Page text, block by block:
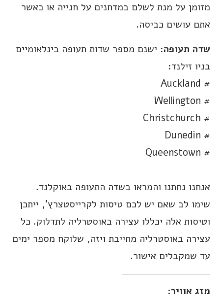
מזומן על מנת לשלם במדחנים על חנייה או כאשר
אתם עושים כביסה.
שדה תעופה: ישנם מספר שדות תעופה בינלאומיים
בניו זילנד:
# Auckland
# Wellington
# Christchurch
# Dunedin
# Queenstown
אנחנו נחתנו והמראו בשדה התעופה באוקלנד.
שימו לב שאם יש לכם טיסות לקרייסטצרץ’, ייתכן
וטיסות אלה יכללו עצירה באוסטרליה לתדלוק. כל
עצירה באוסטרליה מחייבת ויזה, שלוקח מספר ימים
עד שמקבלים אישור.
מזג אוויר: